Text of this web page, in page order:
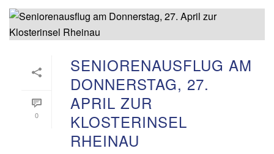
0
SENIORENAUSFLUG AM
DONNERSTAG, 27.
APRIL ZUR
KLOSTERINSEL
RHEINAU